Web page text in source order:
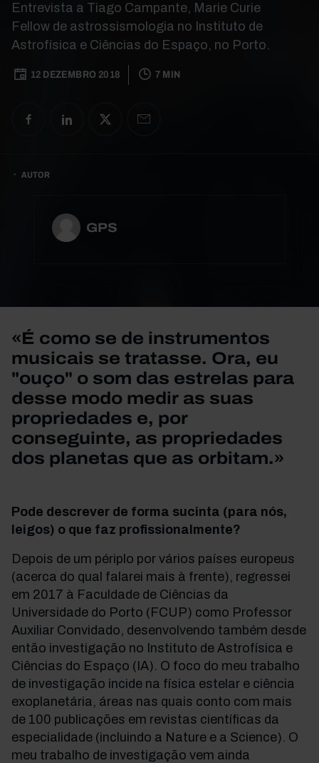
Entrevista a Tiago Campante, Marie Curie
Fellow de astrossismologia no Instituto de
Astrofísica e Ciências do Espaço, no Porto.
12 DEZEMBRO 2018 7 MIN
AUTOR
GPS
«É como se de instrumentos
musicais se tratasse. Ora, eu
"ouço" o som das estrelas para
desse modo medir as suas
propriedades e, por
conseguinte, as propriedades
dos planetas que as orbitam.»
Pode descrever de forma sucinta (para nós,
leigos) o que faz profissionalmente?
Depois de um périplo por vários países europeus
(acerca do qual falarei mais à frente), regressei
em 2017 à Faculdade de Ciências da
Universidade do Porto (FCUP) como Professor
Auxiliar Convidado, desenvolvendo também desde
então investigação no Instituto de Astrofísica e
Ciências do Espaço (IA). O foco do meu trabalho
de investigação incide na física estelar e ciência
exoplanetária, áreas nas quais conto com mais
de 100 publicações em revistas científicas da
especialidade (incluindo a Nature e a Science). O
meu trabalho de investigação vem ainda